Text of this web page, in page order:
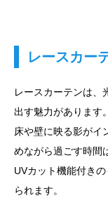
レースカー
レースカーテンは、
出す魅力があります
床や壁に映る影がイ
めながら過ごす時間
UVカット機能付き
られます。